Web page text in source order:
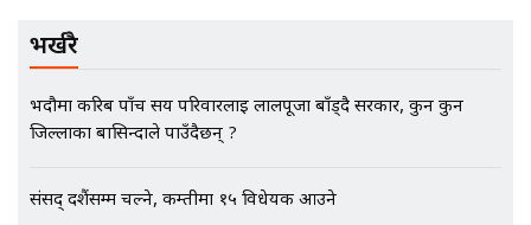
भौतारिदै सुवास || THE REPORTER
||
EXCLUSIVE - भिजिट भिसामा सेटिङको
भर्खरै
भदौमा करिब पाँच सय परिवारलाई लालपूर्जा बाँड्दै सरकार, कुन कुन
जिल्लाका बासिन्दाले पाउँदैछन् ?
संसद् दशैंसम्म चल्ने, कम्तीमा १५ विधेयक आउने